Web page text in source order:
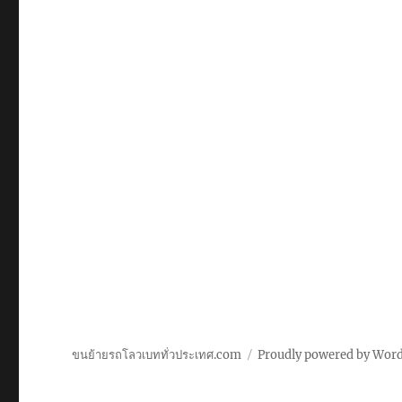
ขนย้ายรถโลวเบททั่วประเทศ.com Proudly powered by